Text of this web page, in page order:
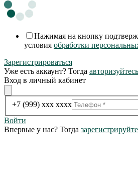
Нажимая на кнопку
условия обработки
Зарегистрироваться
Уже есть аккаунт? Тогда авторизуйтесь
Вход в личный кабинет
+7 (999) xxx xxxx
Войти
Впервые у нас? Тогда